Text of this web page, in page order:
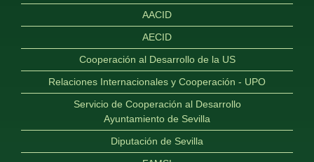
AACID
AECID
Cooperación al Desarrollo de la US
Relaciones Internacionales y Cooperación - UPO
Servicio de Cooperación al Desarrollo
Ayuntamiento de Sevilla
Diputación de Sevilla